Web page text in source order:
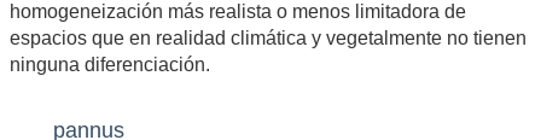
homogeneización más realista o menos limitadora de
espacios que en realidad climática y vegetalmente no tienen
ninguna diferenciación.
pannus